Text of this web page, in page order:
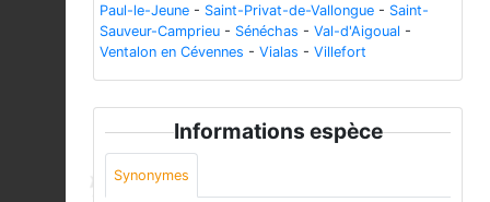
Paul-le-Jeune - Saint-Privat-de-Vallongue - Saint-
Sauveur-Camprieu - Sénéchas - Val-d'Aigoual -
Ventalon en Cévennes - Vialas - Villefort
Informations espèce
Synonymes